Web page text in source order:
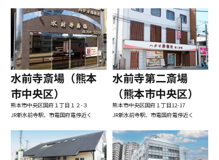
水前寺斎場（熊本
市中央区）
熊本市中央区国府１丁目１２-３
JR新水前寺駅、市電国府電停近く
水前寺第二斎場
（熊本市中央区）
熊本市中央区国府１丁目12-17
JR新水前寺駅、市電国府電停近く